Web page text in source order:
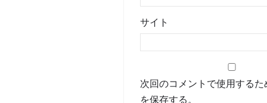
サイト
次回のコメントで使用する
を保存する。